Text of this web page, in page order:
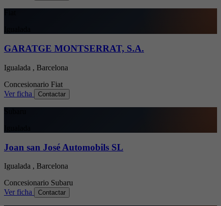
GARATGE MONTSERRAT, S.A.
Igualada , Barcelona
Concesionario Fiat
Ver ficha
Contactar
Joan san José Automobils SL
Igualada , Barcelona
Concesionario Subaru
Ver ficha
Contactar